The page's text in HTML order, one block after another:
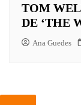
TOM
DE ‘THE
Ana Guedes